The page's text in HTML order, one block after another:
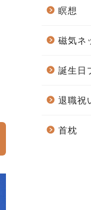
瞑想
磁気ネ
誕生日
退職祝
首枕